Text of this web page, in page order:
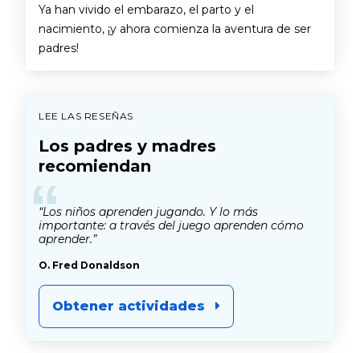
Ya han vivido el embarazo, el parto y el
nacimiento, ¡y ahora comienza la aventura de ser
padres!
LEE LAS RESEÑAS
Los padres y madres
recomiendan
“
“Los niños aprenden jugando. Y lo más
importante: a través del juego aprenden cómo
aprender.”
O. Fred Donaldson
Obtener actividades